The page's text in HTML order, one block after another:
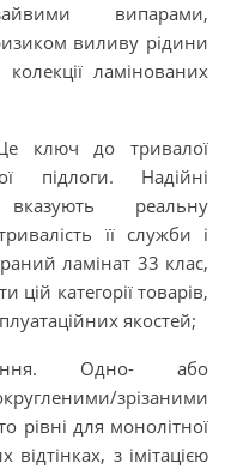
випарами,
виливу рідини
колекції ламінованих
ключ до тривалої
підлоги. Надійні
реальну
її служби і
ламінат 33 клас,
цій категорії товарів,
якостей;
Одно- або
зрізаними
рівні для монолітної
з імітацією